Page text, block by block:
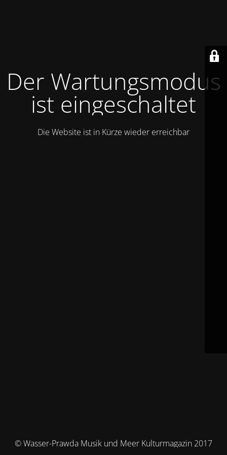
Der Wartungsmodus
ist eingeschaltet
Die Website ist in Kürze wieder erreichbar
© Wasser-Prawda Musik und Meer Kulturmagazin 2017